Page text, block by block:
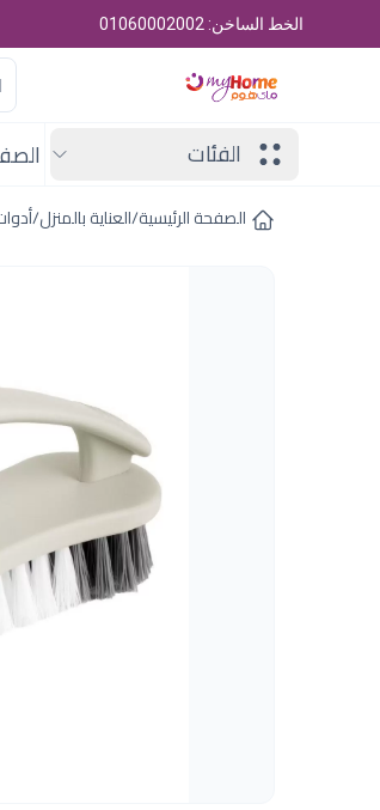
الخط الساخن: 01060002002
الفئات
الصفحة الرئيسية/العناية بالمنزل/